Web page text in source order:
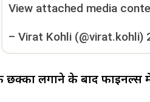
View attached media
– Virat Kohli (@virat.kohli)
लगाने के बाद फाइनल्स